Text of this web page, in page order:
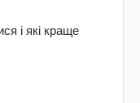
і які краще